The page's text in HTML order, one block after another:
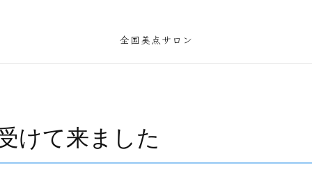
全国美点サロン
けて来ました